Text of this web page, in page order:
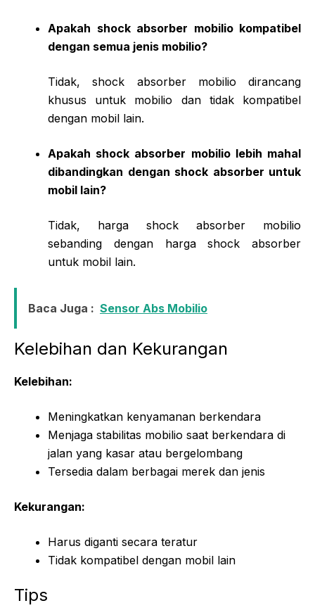
Apakah shock absorber mobilio kompatibel
dengan semua jenis mobilio?
Tidak, shock absorber mobilio dirancang
khusus untuk mobilio dan tidak kompatibel
dengan mobil lain.
Apakah shock absorber mobilio lebih mahal
dibandingkan dengan shock absorber untuk
mobil lain?
Tidak, harga shock absorber mobilio
sebanding dengan harga shock absorber
untuk mobil lain.
Baca Juga : Sensor Abs Mobilio
Kelebihan dan Kekurangan
Kelebihan:
Meningkatkan kenyamanan berkendara
Menjaga stabilitas mobilio saat berkendara di
jalan yang kasar atau bergelombang
Tersedia dalam berbagai merek dan jenis
Kekurangan:
Harus diganti secara teratur
Tidak kompatibel dengan mobil lain
Tips